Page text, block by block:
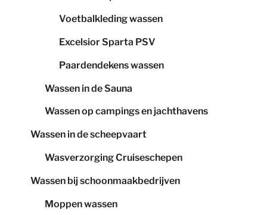
Voetbalkleding wassen
Excelsior Sparta PSV
Paardendekens wassen
Wassen in de Sauna
Wassen op campings en jachthavens
Wassen in de scheepvaart
Wasverzorging Cruiseschepen
Wassen bij schoonmaakbedrijven
Moppen wassen